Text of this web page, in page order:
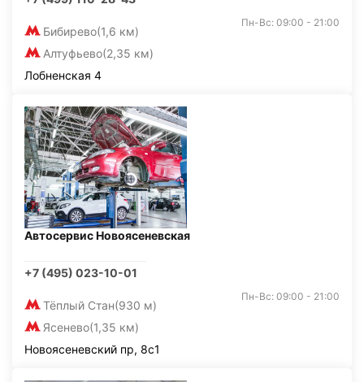
Бибирево(1,6 км)
Алтуфьево(2,35 км)
Пн-Вс: 09:00 - 21:00
Лобненская 4
Автосервис Новоясеневская
+7 (495) 023-10-01
Тёплый Стан(930 м)
Ясенево(1,35 км)
Пн-Вс: 09:00 - 21:00
Новоясеневский пр, 8с1